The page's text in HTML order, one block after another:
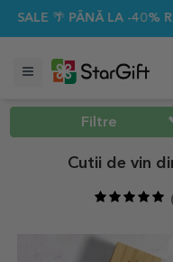
REDUCERE LA PESTE
Filtre
Cutii de vin
(